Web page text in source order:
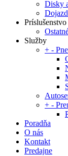
Disky
Príslušenstvo
Služby
+ -
+ -
Poradňa
O nás
Kontakt
Predajne